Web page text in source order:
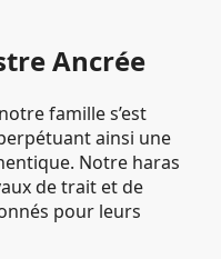
Ancrée
famille s’est
ainsi une
Notre haras
de trait et de
pour leurs